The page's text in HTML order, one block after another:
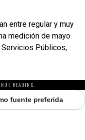
entre regular y muy
medición de mayo
Públicos,
READING.
fuente preferida